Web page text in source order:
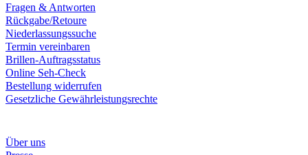
Fragen & Antworten
Rückgabe/Retoure
Niederlassungssuche
Termin vereinbaren
Brillen-Auftragsstatus
Online Seh-Check
Bestellung widerrufen
Gesetzliche Gewährleistungsrechte
Über uns